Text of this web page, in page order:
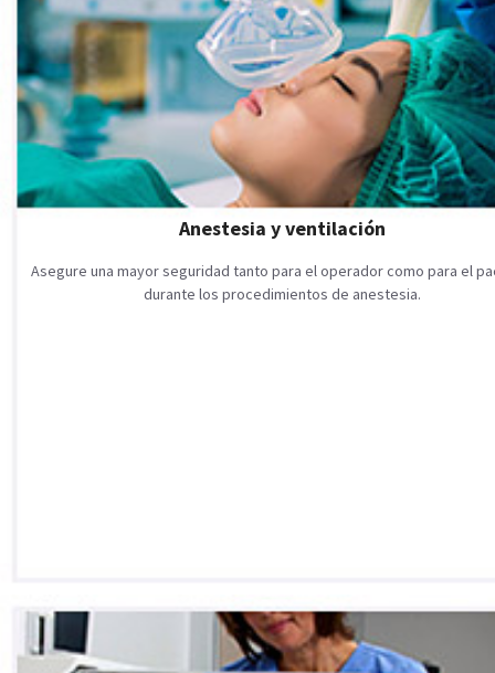
Anestesia y ventilación
Asegure una mayor seguridad tanto para el operador como para el
durante los procedimientos de anestesia.